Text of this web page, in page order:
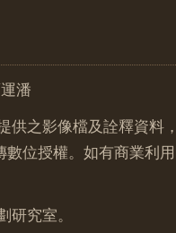
潘
供之影像檔及詮釋資料
數位授權。如有商業利
究室。